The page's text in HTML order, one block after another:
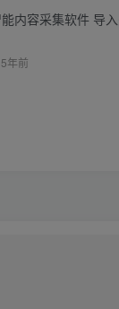
内容采集软件 导
5年前